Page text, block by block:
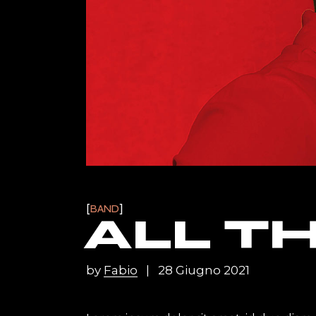
Music
Landing
BAND
ALL
by Fabio 28 Giugno 2021